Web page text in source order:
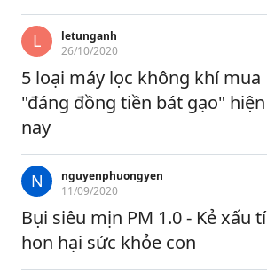
L
letunganh
26/10/2020
5 loại máy lọc không khí mua
"đáng đồng tiền bát gạo" hiện
nay
N
nguyenphuongyen
11/09/2020
Bụi siêu mịn PM 1.0 - Kẻ xấu tí
hon hại sức khỏe con